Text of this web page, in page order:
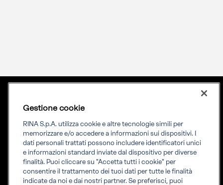
Priming your future
RINA Prime supporta i propri clienti nella transizione verso un
futuro più evoluto e sostenibile
Gestione cookie
RINA S.p.A. utilizza cookie e altre tecnologie simili per
memorizzare e/o accedere a informazioni sui dispositivi. I
dati personali trattati possono includere identificatori unici
e informazioni standard inviate dal dispositivo per diverse
finalità. Puoi cliccare su "Accetta tutti i cookie" per
consentire il trattamento dei tuoi dati per tutte le finalità
indicate da noi e dai nostri partner. Se preferisci, puoi